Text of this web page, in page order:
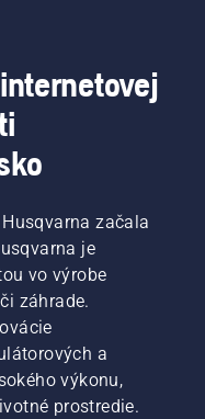
začala
je
vo výrobe
záhrade.
a
výkonu,
prostredie.